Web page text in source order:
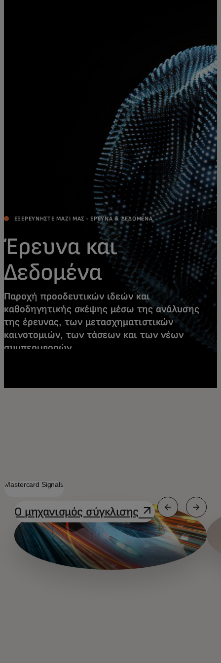
ΕΞΕΡΕΥΝΗΣΤΕ ΜΑΖΙ ΜΑΣ - ΕΡΕΥΝΑ & ΔΕΔΟΜΕΝΑ
Έρευνα και
Δεδομένα
Παροχή προοδευτικών ιδεών και
καθοδηγητικής σκέψης μέσω της ανάλυσης
της έρευνας, των μετασχηματιστικών
καινοτομιών, των τάσεων και των νέων
συμπεριφορών.
Mastercard Signals
Ο μηχανισμός σύγκλισηςopens in a new